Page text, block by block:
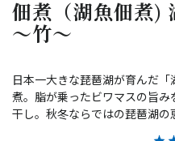
佃煮（湖魚佃煮)
～竹～
日本一大きな琵琶湖が育んだ
煮。脂が乗ったビワマスの旨
干し。秋冬ならではの琵琶湖の